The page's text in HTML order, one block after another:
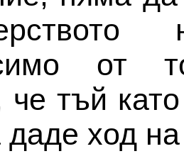
от
че тъй
ход